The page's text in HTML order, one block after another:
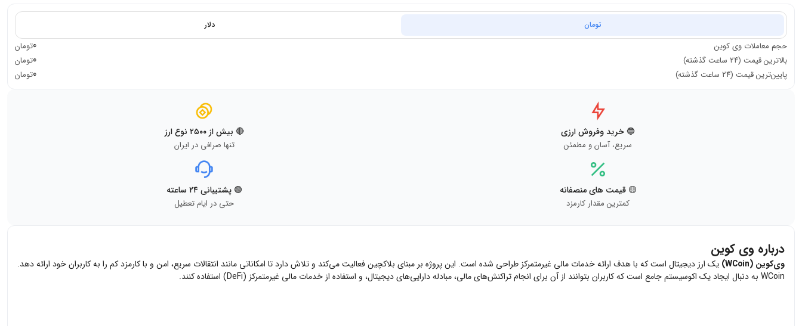
تومان دلار
حجم معاملات وی کوین 0تومان
بالاترین قیمت (۲۴ ساعت گذشته)
0تومان
پایین‌ترین قیمت (۲۴ ساعت گذشته)
0تومان
🔵 خرید وفروش ارزی
سریع، آسان و مطمئن
🔴 بیش از ۲۵۰۰ نوع ارز
تنها صرافی در ایران
🟡 قیمت های منصفانه
کمترین مقدار کارمزد
🟢 پشتیبانی ۲۴ ساعته
حتی در ایام تعطیل
درباره وی کوین
وی‌کوین (WCoin)
یک ارز دیجیتال است که با هدف ارائه خدمات مالی غیرمتمرکز طراحی شده است. این پروژه بر مبنای بلاکچین فعالیت می‌کند و تلاش دارد تا امکاناتی مانند انتقالات سریع، امن و با کارمزد کم را به کاربران خود ارائه دهد.
WCoin به دنبال ایجاد یک اکوسیستم جامع است که کاربران بتوانند از آن برای انجام تراکنش‌های مالی، مبادله دارایی‌های دیجیتال، و استفاده از خدمات مالی غیرمتمرکز (DeFi) استفاده کنند.